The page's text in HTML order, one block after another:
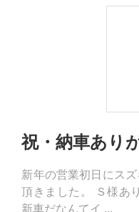
祝・納車あり
新年の営業初日にス
頂きました。 Ｓ様あ
新車だなんてイ ...